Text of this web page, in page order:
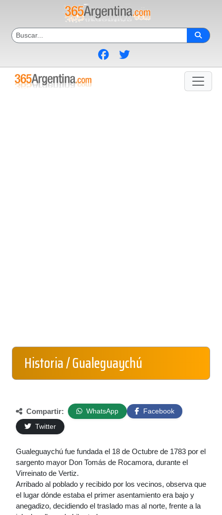
Historia / Gualeguaychú
Compartir: WhatsApp
Facebook
Twitter
Gualeguaychú fue fundada el 18 de Octubre de 1783 por el
sargento mayor Don Tomás de Rocamora, durante el
Virreinato de Vertiz.
Arribado al poblado y recibido por los vecinos, observa que
el lugar dónde estaba el primer asentamiento era bajo y
anegadizo, decidiendo el traslado mas al norte, frente a la